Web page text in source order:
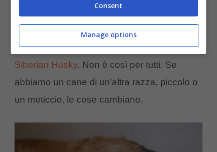
freddo o che trovano in un ambiente freddo il
loro habitat ideale, come nel caso dei
Siberian Husky. Non è così per tutti. Se
abbiamo un cane di un’altra razza, piccolo o
un meticcio, le cose cambiano.
Consent
Manage options